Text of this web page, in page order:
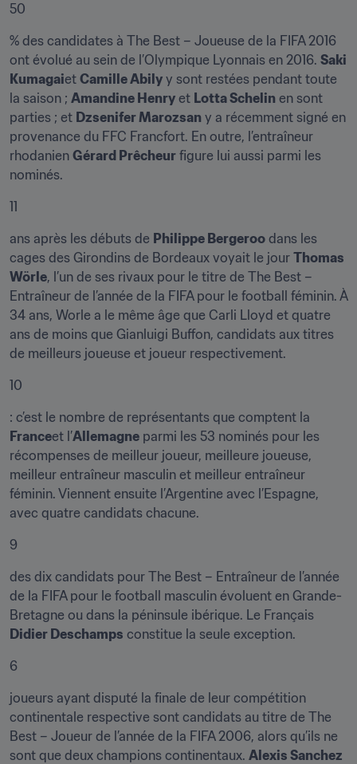
50
% des candidates à The Best – Joueuse de la FIFA 2016
ont évolué au sein de l’Olympique Lyonnais en 2016. Saki
Kumagaiet Camille Abily y sont restées pendant toute
la saison ; Amandine Henry et Lotta Schelin en sont
parties ; et Dzsenifer Marozsan y a récemment signé en
provenance du FFC Francfort. En outre, l’entraîneur
rhodanien Gérard Prêcheur figure lui aussi parmi les
nominés.
11
ans après les débuts de Philippe Bergeroo dans les
cages des Girondins de Bordeaux voyait le jour Thomas
Wörle, l’un de ses rivaux pour le titre de The Best –
Entraîneur de l’année de la FIFA pour le football féminin. À
34 ans, Worle a le même âge que Carli Lloyd et quatre
ans de moins que Gianluigi Buffon, candidats aux titres
de meilleurs joueuse et joueur respectivement.
10
Franceet l’Allemagne parmi les 53 nominés pour les
récompenses de meilleur joueur, meilleure joueuse,
meilleur entraîneur masculin et meilleur entraîneur
féminin. Viennent ensuite l’Argentine avec l’Espagne,
avec quatre candidats chacune.
9
des dix candidats pour The Best – Entraîneur de l’année
de la FIFA pour le football masculin évoluent en Grande-
Didier Deschamps constitue la seule exception.
6
joueurs ayant disputé la finale de leur compétition
continentale respective sont candidats au titre de The
Best – Joueur de l’année de la FIFA 2006, alors qu’ils ne
sont que deux champions continentaux. Alexis Sanchez